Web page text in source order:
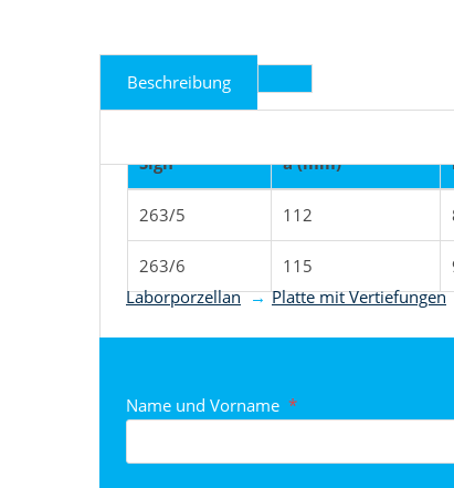
Beschreibung
Sign a (mm)
263/5 112
263/6 115
Produkt nach
Laborporzellan Platte mit Vertiefungen
Name und Vorname *